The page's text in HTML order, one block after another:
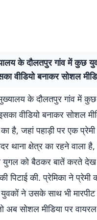
के दौलतपुर गांव में कुछ
वीडियो बनाकर सोशल
के दौलतपुर गांव में
वीडियो बनाकर सोशल
का है, जहां पहाड़ी पर एक
थाना क्षेत्र का रहने वाला
युगल को बैठकर बातें करते
पिटाई की. प्रेमिका ने
युवकों ने उसके साथ भी
अब सोशल मीडिया पर